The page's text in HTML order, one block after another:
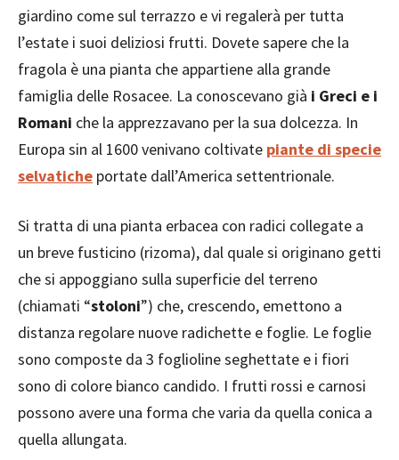
giardino come sul terrazzo e vi regalerà per tutta
l’estate i suoi deliziosi frutti. Dovete sapere che la
fragola è una pianta che appartiene alla grande
famiglia delle Rosacee. La conoscevano già i Greci e i
Romani che la apprezzavano per la sua dolcezza. In
Europa sin al 1600 venivano coltivate piante di specie
selvatiche portate dall’America settentrionale.
Si tratta di una pianta erbacea con radici collegate a
un breve fusticino (rizoma), dal quale si originano getti
che si appoggiano sulla superficie del terreno
(chiamati “stoloni”) che, crescendo, emettono a
distanza regolare nuove radichette e foglie. Le foglie
sono composte da 3 foglioline seghettate e i fiori
sono di colore bianco candido. I frutti rossi e carnosi
possono avere una forma che varia da quella conica a
quella allungata.